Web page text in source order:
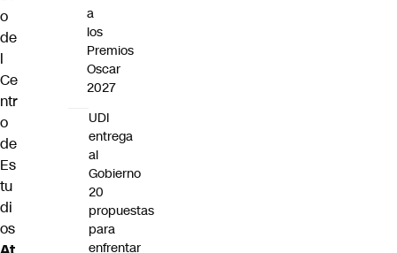
o
de
l
Ce
ntr
o
de
Es
tu
di
os
a
los
Premios
Oscar
2027
UDI
entrega
al
Gobierno
20
propuestas
para
enfrentar